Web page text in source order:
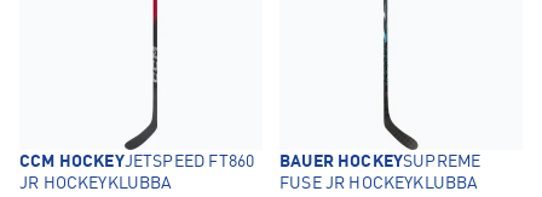
CCM HOCKEYJETSPEED FT860
JR HOCKEYKLUBBA
BAUER HOCKEYSUPREME
FUSE JR HOCKEYKLUBBA